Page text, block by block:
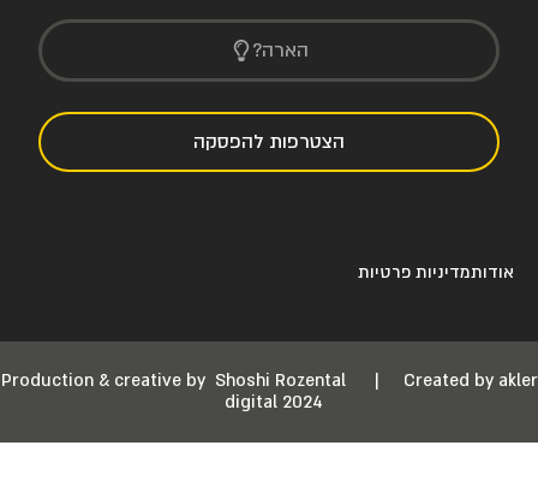
הארה?
הצטרפות להפסקה
אודותמדיניות פרטיות
Production & creative by Shoshi Rozental | Created by akler
digital 2024